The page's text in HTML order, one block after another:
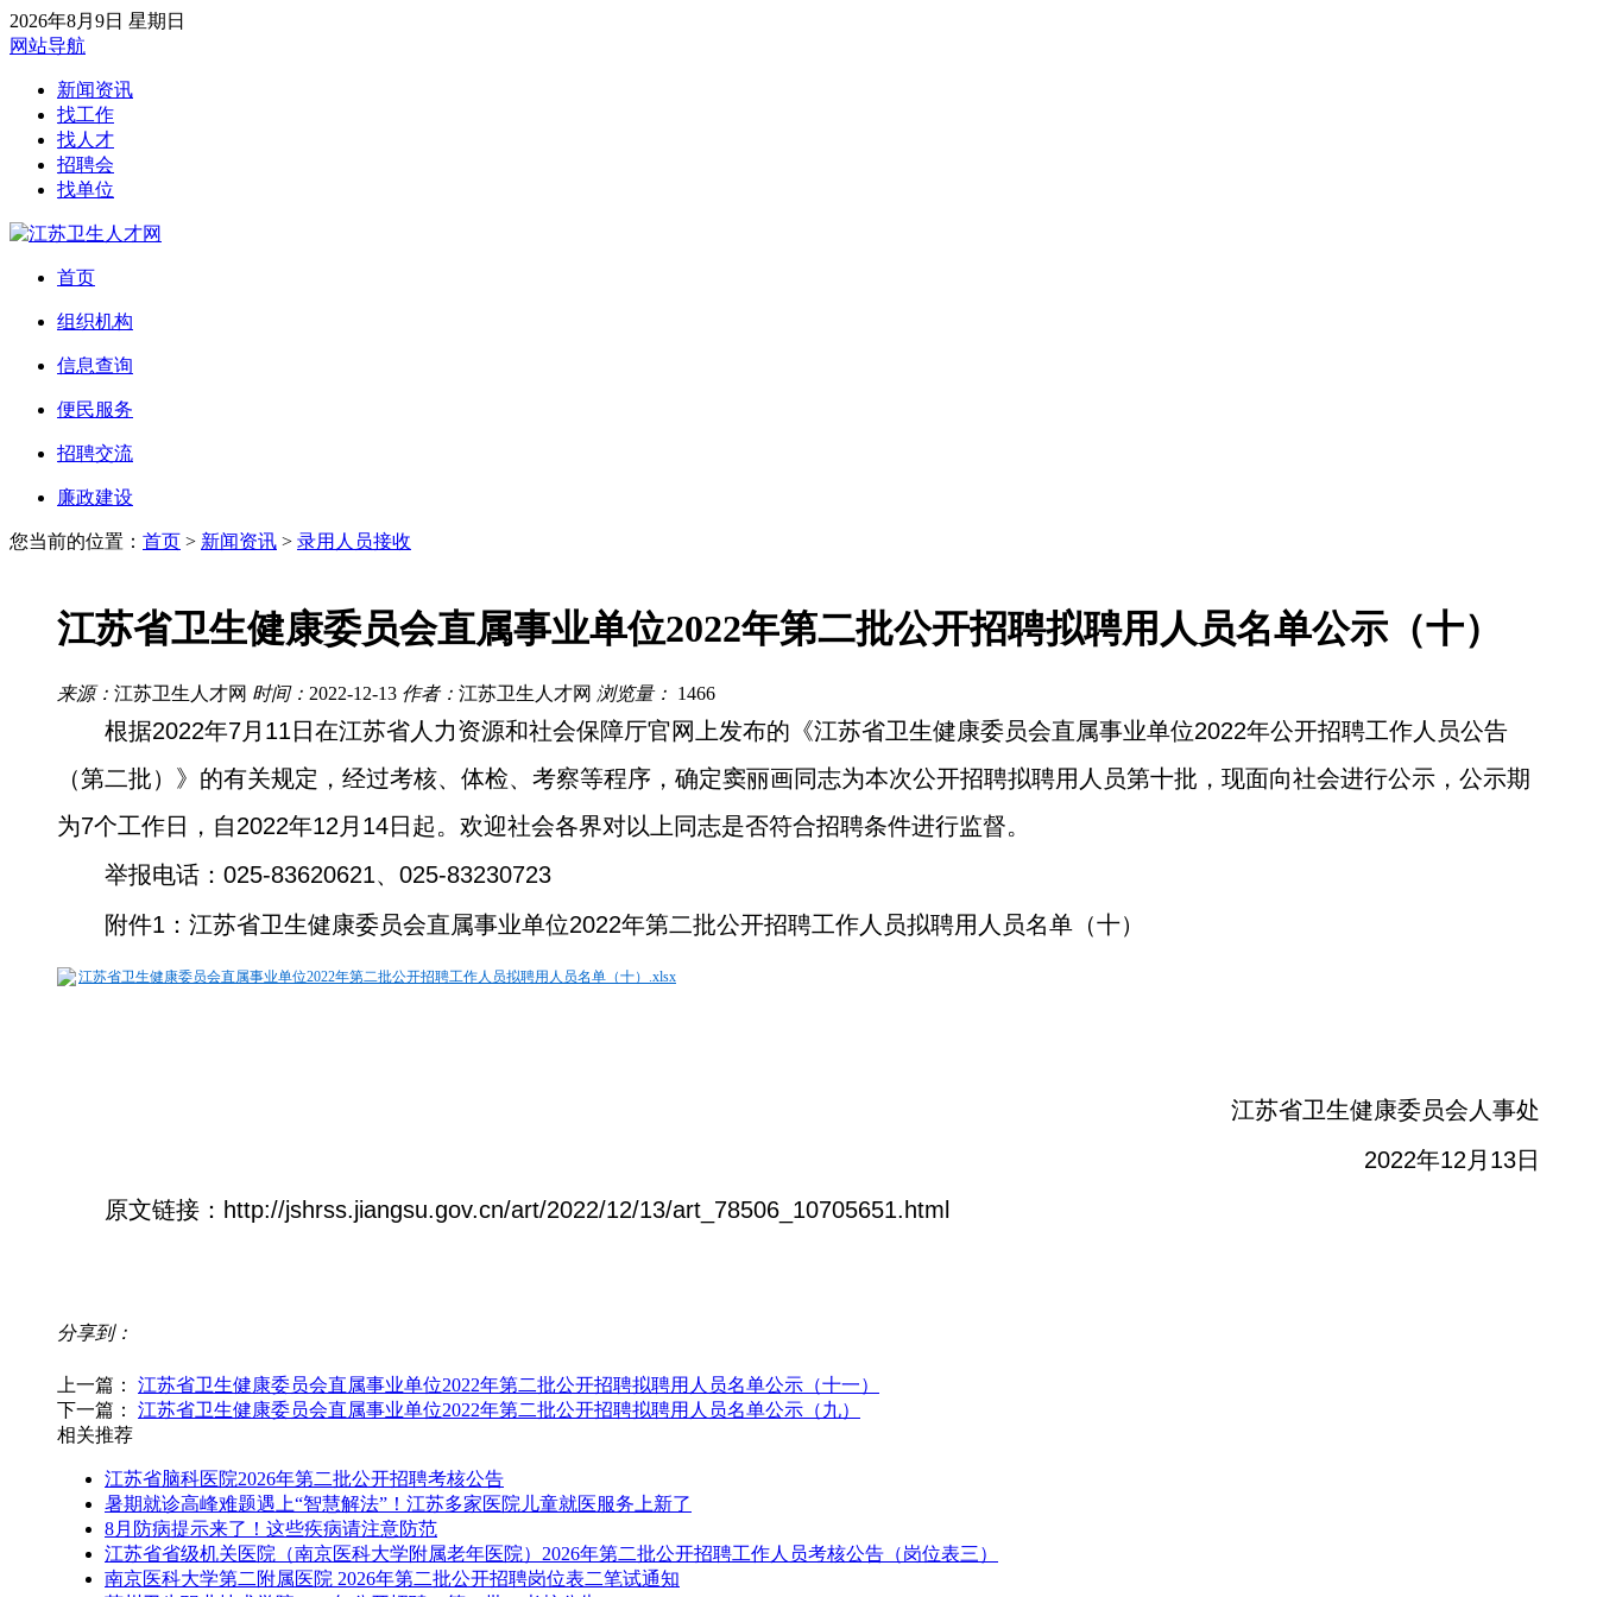
2026年8月9日 星期日
网站导航
新闻资讯
找工作
找人才
招聘会
找单位
首页
组织机构
信息查询
便民服务
招聘交流
廉政建设
您当前的位置： 首页 > 新闻资讯 > 录用人员接收
江苏省卫生健康委员会直属事业单位2022年第二批公开招聘拟聘用人员名单公示（十）
来源： 江苏卫生人才网 时间： 2022-12-13 作者： 江苏卫生人才网 浏览量： 1466
根据2022年7月11日在江苏省人力资源和社会保障厅官网上发布的《江苏省卫生健康委员会直属事业单位2022年公开招聘工作人员公告
（第二批）》的有关规定，经过考核、体检、考察等程序，确定窦丽画同志为本次公开招聘拟聘用人员第十批，现面向社会进行公示，公示期
为7个工作日，自2022年12月14日起。欢迎社会各界对以上同志是否符合招聘条件进行监督。
举报电话：025-83620621、025-83230723
附件1：江苏省卫生健康委员会直属事业单位2022年第二批公开招聘工作人员拟聘用人员名单（十）
江苏省卫生健康委员会直属事业单位2022年第二批公开招聘工作人员拟聘用人员名单（十）.xlsx
江苏省卫生健康委员会人事处
2022年12月13日
原文链接：http://jshrss.jiangsu.gov.cn/art/2022/12/13/art_78506_10705651.html
分享到：
上一篇： 江苏省卫生健康委员会直属事业单位2022年第二批公开招聘拟聘用人员名单公示（十一）
下一篇： 江苏省卫生健康委员会直属事业单位2022年第二批公开招聘拟聘用人员名单公示（九）
相关推荐
江苏省脑科医院2026年第二批公开招聘考核公告
暑期就诊高峰难题遇上“智慧解法”！江苏多家医院儿童就医服务上新了
8月防病提示来了！这些疾病请注意防范
江苏省省级机关医院（南京医科大学附属老年医院）2026年第二批公开招聘工作人员考核公告（岗位表三）
南京医科大学第二附属医院 2026年第二批公开招聘岗位表二笔试通知